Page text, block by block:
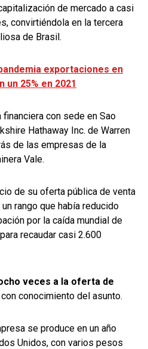
de mercado a casi
convirtiéndola en la tercera
de Brasil.
exportaciones en
25% en 2021
con sede en Sao
Hathaway Inc. de Warren
de las empresas de la
Vale.
de su oferta pública de venta
rango que había reducido
por la caída mundial de
recaudar casi 2.600
veces a la oferta de
conocimiento del asunto.
se produce en un año
Unidos, con varios pesos